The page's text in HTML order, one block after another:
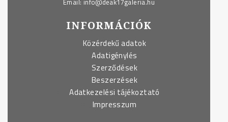
INFORMÁCIÓK
Közérdekű adatok
Adatigénylés
Szerződések
Beszerzések
Adatkezelési tájékoztató
Impresszum